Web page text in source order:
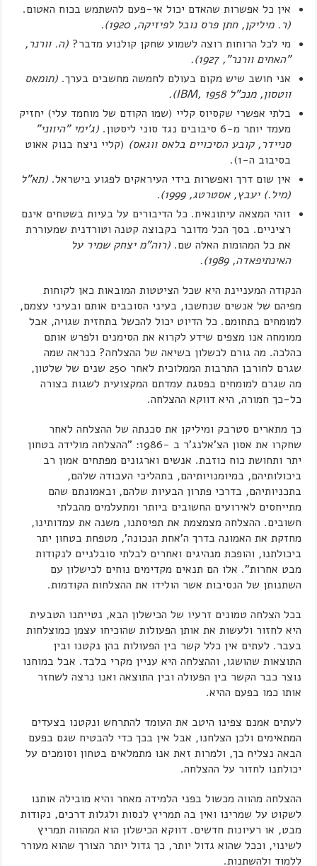
אין כל אפשרות שהאדם יכול אי-פעם להשתמש בכוח האטום.
(ר. מיליקן, חתן פרס נובל לפיזיקה, 1920).
מי לכל הרוחות רוצה לשמוע שחקן קולנוע מדבר?(ה. וורנר,
"האחים וורנר", 1927).
אני חושב שיש מקום בעולם לחמשה מחשבים בערך.(תומאס
ווטסון, מנכ"ל
IBM, 1958).
בלתי אפשרי שקסיוס קליי (שמו הקודם של מוחמד עלי) יחזיק
מעמד יותר מ-6 סיבובים נגד סוני ליסטון.
(ג'ימי "היווני"
סניידר, קובע הסיכויים בלאס ווגאס) (קליי ניצח בנוק אאוט
בסיבוב ה-1).
אין שום דרך ואפשרות בידי העיראקים לפגוע בישראל.(תא"ל
(מיל.) יעבץ, אסטרטג, 1999).
זוהי המצאה עיתונאית. כל הדיבורים על בעיות בשטחים אינם
רציניים. בסך הכל מדובר בקבוצה קטנה וטורדנית שמעוררת
את כל המהומות האלה שם.(רוה"מ יצחק שמיר על
האינתיפאדה, 1989).
הנקודה המעניינת היא שכל הציטטות המובאות כאן לקוחות
מפיהם של אנשים שנחשבו, בעיני הסובבים אותם ובעיני עצמם,
למומחים בתחומם. כל הדיוט יכול להכשל בתחזית שגויה, אבל
ממומחה אנו מצפים שידע לקרוא את הסימנים ולפרש אותם
כהלכה. מה גורם לכשלון בשיאה של ההצלחה? כנראה שמה
שגרם לחורבן התרבות הממלוכית לאחר 250 שנים של שלטון,
מה שגרם למומחים בפסגת עמדתם המקצועית לשגות בצורה
כל-כך חמורה, היא דווקא ההצלחה.
כך מתארים סטרבק ומיליקן את סכנתה של ההצלחה לאחר
שחקרו את אסון הצ'אלנג'ר ב -1986: "ההצלחה מולידה בטחון
יתר ותחושת כוח כוזבת. אנשים וארגונים מפתחים אמון רב
ביכולותיהם, במיומנויותיהם, בתהליכי העבודה שלהם,
בתכניותיהם, בדרכי פתרון הבעיות שלהם, ובאמונתם שהם
מתייחסים לאירועים החשובים ביותר ומתעלמים מהבלתי
חשובים. ההצלחה מצמצמת את תפיסתנו, משנה את עמדותינו,
מחזקת את האמונה בדרך ה'אחת הנכונה', מטפחת בטחון יתר
ביכולתנו, והופכת מנהיגים ואחרים לבלתי סובלניים לנקודות
מבט אחרות". אלו הם תנאים מקדימים נוחים לכישלון עם
השתנותן של הנסיבות אשר הולידו את ההצלחות הקודמות.
בכל הצלחה טמונים זרעיו של הכישלון הבא, נטייתנו הטבעית
היא לחזור ולעשות את אותן הפעולות שהוכיחו עצמן כמוצלחות
בעבר. לעתים אין כלל קשר בין הפעולות בהן נקטנו ובין
התוצאות שהושגו, וההצלחה היא עניין מקרי בלבד. אבל במוחנו
נוצר כבר הקשר בין הפעולה ובין התוצאה ואנו נרצה לשחזר
אותו כמו בפעם ההיא.
לעתים אמנם צפינו היטב את העומד להתרחש ונקטנו בצעדים
המתאימים ולכן הצלחנו, אבל אין בכך כדי להבטיח שגם בפעם
הבאה נצליח כך, ולמרות זאת אנו מתמלאים בטחון וסומכים על
יכולתנו לחזור על ההצלחה.
ההצלחה מהווה מכשול בפני הלמידה מאחר והיא מובילה אותנו
לשקוט על שמרינו ואין בה תמריץ לנסות ולגלות דרכים, נקודות
מבט, או רעיונות חדשים. דווקא הכישלון הוא המהווה תמריץ
לשינוי, וככל שהוא גדול יותר, כך גדול יותר הצורך שהוא מעורר
ללמוד ולהשתנות.